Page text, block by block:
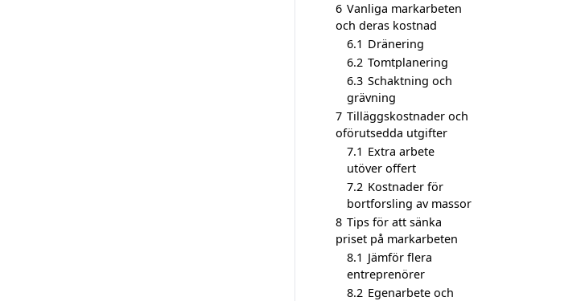
6 Vanliga markarbeten
och deras kostnad
6.1 Dränering
6.2 Tomtplanering
6.3 Schaktning och
grävning
7 Tilläggskostnader och
oförutsedda utgifter
7.1 Extra arbete
utöver offert
7.2 Kostnader för
bortforsling av massor
8 Tips för att sänka
priset på markarbeten
8.1 Jämför flera
entreprenörer
8.2 Egenarbete och